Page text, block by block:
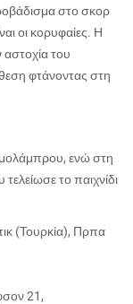
στο σκορ
οι κορυφαίες. Η
αστοχία του
φτάνοντας στη
ενώ στη
το παιχνίδι
(Τουρκία), Πρπα
21,